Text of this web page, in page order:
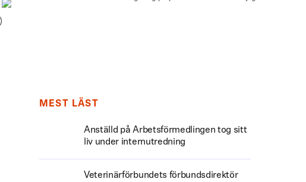
MEST LÄST
Anställd på Arbetsförmedlingen tog sitt
liv under internutredning
Veterinärförbundets förbundsdirektör